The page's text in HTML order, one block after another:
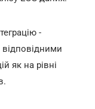
-
як на рівні